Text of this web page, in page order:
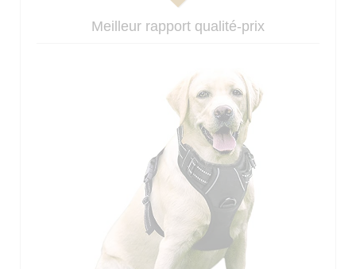
Meilleur rapport qualité-prix